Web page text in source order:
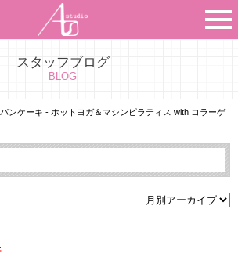
スタッフブログ
BLOG
パンケーキ - ホットヨガ＆マシンピラティス with コラーゲ
Asのコンセプト
Asのナビゲーションシステム
施設紹介